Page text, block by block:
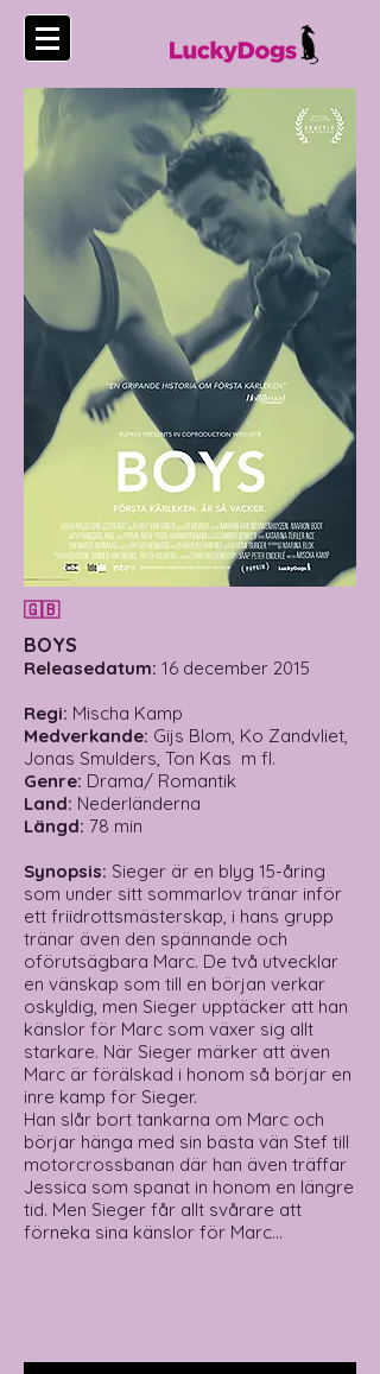
🇬🇧
BOYS
Releasedatum: 16 december 2015
Regi: Mischa Kamp
Medverkande: Gijs Blom, Ko Zandvliet,
Jonas Smulders, Ton Kas m fl.
Genre: Drama/ Romantik
Land: Nederländerna
Längd: 78 min
Synopsis: Sieger är en blyg 15-åring
som under sitt sommarlov tränar inför
ett friidrottsmästerskap, i hans grupp
tränar även den spännande och
oförutsägbara Marc. De två utvecklar
en vänskap som till en början verkar
oskyldig, men Sieger upptäcker att han
känslor för Marc som växer sig allt
starkare. När Sieger märker att även
Marc är förälskad i honom så börjar en
inre kamp för Sieger.
Han slår bort tankarna om Marc och
börjar hänga med sin bästa vän Stef till
motorcrossbanan där han även träffar
Jessica som spanat in honom en längre
tid. Men Sieger får allt svårare att
förneka sina känslor för Marc…